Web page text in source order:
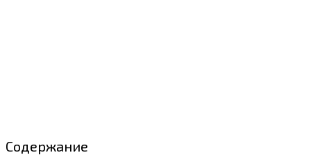
Содержание